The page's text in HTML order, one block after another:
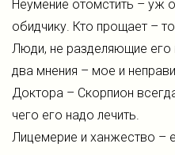
Неумение отомстить – уж
обидчику. Кто прощает –
Люди, не разделяющие его
два мнения – мое и
Доктора – Скорпион
чего его надо лечить.
Лицемерие и ханжество –